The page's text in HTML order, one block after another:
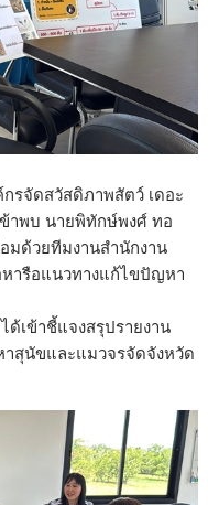
รจัดสวัสดิภาพสัตว์ เดอะ
ข้าพบ นายพิทักษ์พงศ์ ทอ
มด้วยทีมงานสำนักงาน
ารือแนวทางแก้ไขปัญหา
ด้เข้าชี้แจงสรุปรายงาน
สุนัขและแมวจรจัดจังหวัด